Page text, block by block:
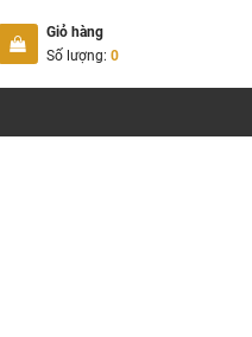
Giỏ hàng
Số lượng: 0